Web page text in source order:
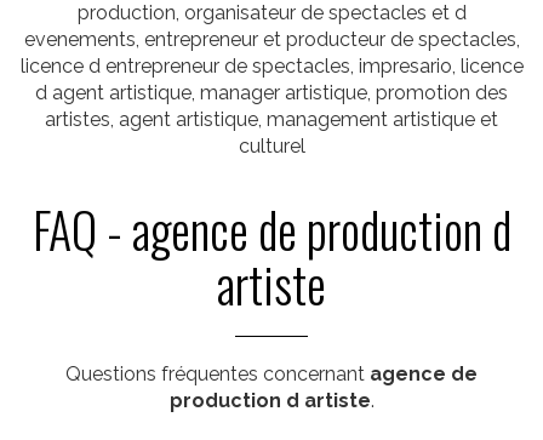
production, organisateur de spectacles et d
evenements, entrepreneur et producteur de spectacles,
licence d entrepreneur de spectacles, impresario, licence
d agent artistique, manager artistique, promotion des
artistes, agent artistique, management artistique et
culturel
FAQ - agence de production d
artiste
Questions fréquentes concernant agence de
production d artiste.